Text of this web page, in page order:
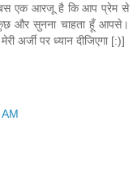
बस एक आरजू है कि आप प्रेम से
और सुनना चाहता हूँ आपसे।
अर्जी पर ध्यान दीजिएगा [:)]